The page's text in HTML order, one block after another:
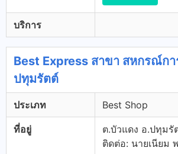
บริการ
Best Express สาขา สหกรณ์กา
ปทุมรัตต์
ประเภท Best Shop
ที่อยู่
ต.บัวแดง อ.ปทุมรั
ติดต่อ: นายเนียม